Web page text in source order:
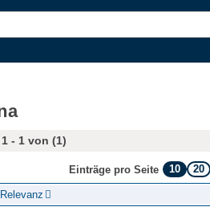
- 1 von (1)
Einträge pro Seite 10 20
Relevanz